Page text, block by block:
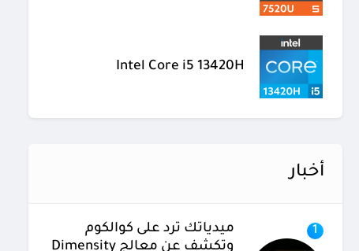
Intel Core i5 13420H
أخبار
1
ميدياتك ترد على كوالكوم
وتكشف عن معالج Dimensity